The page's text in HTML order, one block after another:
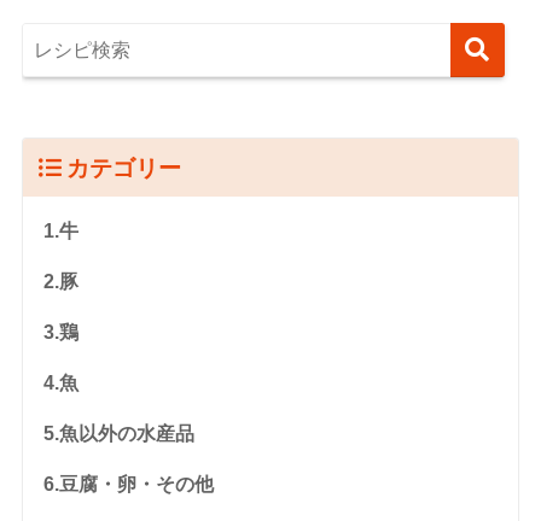
カテゴリー
1.牛
2.豚
3.鶏
4.魚
5.魚以外の水産品
6.豆腐・卵・その他